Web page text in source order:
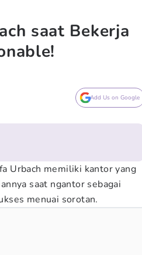
saat Bekerja
Add Us on Google
Urbach memiliki kantor yang
saat ngantor sebagai
menuai sorotan.